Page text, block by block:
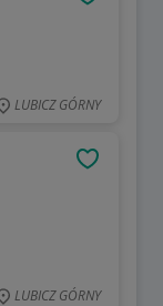
LUBICZ GÓRNY
LUBICZ GÓRNY